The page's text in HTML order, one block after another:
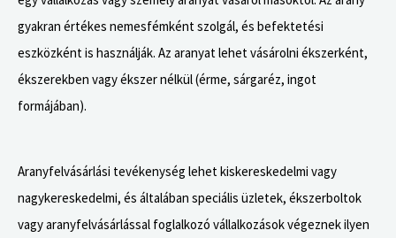
gyakran értékes nemesfémként szolgál, és befektetési
eszközként is használják. Az aranyat lehet vásárolni ékszerként,
ékszerekben vagy ékszer nélkül (érme, sárgaréz, ingot
formájában).
Aranyfelvásárlási tevékenység lehet kiskereskedelmi vagy
nagykereskedelmi, és általában speciális üzletek, ékszerboltok
vagy aranyfelvásárlással foglalkozó vállalkozások végeznek ilyen